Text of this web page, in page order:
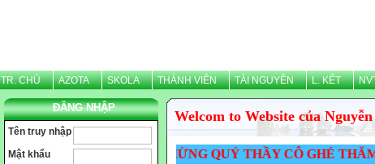
TR. CHỦ AZOTA SKOLA THÀNH VIÊN TÀI NGUYÊN L. KẾT
ĐĂNG NHẬP
Tên truy nhập
Mật khẩu
Welcom to Website của
CHÀO MỪNG QUÝ THẦY CÔ GHÉ THĂM